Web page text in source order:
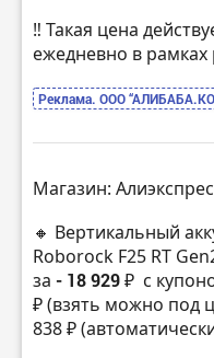
‼️ Такая цена
ежедневно в
Реклама. ООО
Магазин:
🔸 Вертикальный
Roborock F25 RT
за - 18 929 ₽ с
₽ (взять можно под
838 ₽